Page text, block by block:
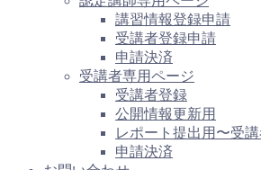
講習情報登録申請
受講者登録申請
申請決済
受講者専用ページ
受講者登録
公開情報更新用
レポート提出用〜受
申請決済